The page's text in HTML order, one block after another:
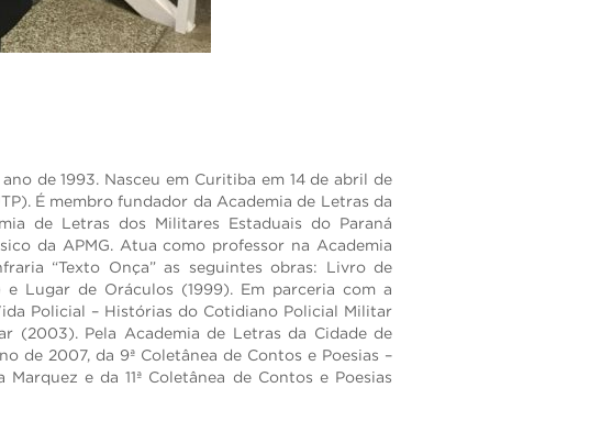
de 1993. Nasceu em Curitiba em 14 de abril de
É membro fundador da Academia de Letras da
de Letras dos Militares Estaduais do Paraná
da APMG. Atua como professor na Academia
“Texto Onça” as seguintes obras: Livro de
e Lugar de Oráculos (1999). Em parceria com a
Policial – Histórias do Cotidiano Policial Militar
(2003). Pela Academia de Letras da Cidade de
de 2007, da 9ª Coletânea de Contos e Poesias –
e da 11ª Coletânea de Contos e Poesias